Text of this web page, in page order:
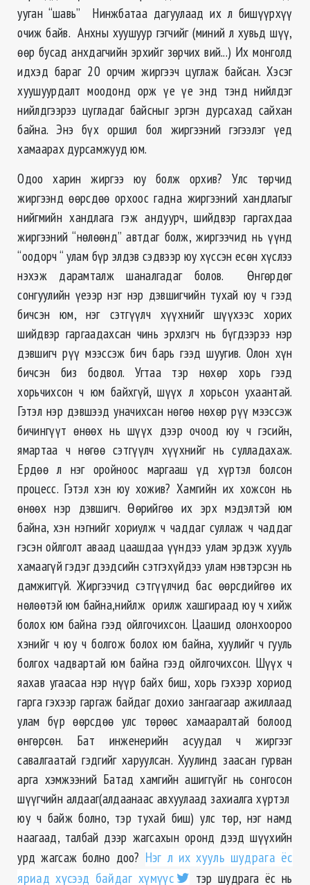
ууган “шавь” Нинжбатаа дагуулаад их л бишүүрхүү
очиж байв. Анхны хуушуур гэгчийг (миний л хувьд шүү,
өөр бусад анхдагчийн эрхийг зөрчих вий...) Их монголд
идхэд бараг 20 орчим жиргээч цуглаж байсан. Хэсэг
хуушуурдалт моодонд орж үе үе энд тэнд нийлдэг
нийлдгээрээ цугладаг байсныг эргэн дурсахад сайхан
байна. Энэ бүх оршил бол жиргээний гэгээлэг үед
хамаарах дурсамжууд юм.
Одоо харин жиргээ юу болж орхив? Улс төрчид
жиргээнд өөрсдөө орхоос гадна жиргээний хандлагыг
нийгмийн хандлага гэж андуурч, шийдвэр гаргахдаа
жиргээний “нөлөөнд” автдаг болж, жиргээчид нь үүнд
“оодорч “ улам бүр элдэв сэдвээр юу хүссэн есөн хүслээ
нэхэж дарамталж шаналгадаг болов. Өнгөрдөг
сонгуулийн үеээр нэг нэр дэвшигчийн тухай юу ч гээд
бичсэн юм, нэг сэтгүүлч хүүхнийг шүүхээс хорих
шийдвэр гаргаадахсан чинь эрхлэгч нь бүгдээрээ нэр
дэвшигч рүү мээссэж бич барь гээд шуугив. Олон хүн
бичсэн биз бодвол. Угтаа тэр нөхөр хорь гээд
хорьчихсон ч юм байхгүй, шүүх л хорьсон ухаантай.
Гэтэл нэр дэвшээд уначихсан нөгөө нөхөр рүү мээссэж
бичингүүт өнөөх нь шүүх дээр очоод юу ч гэсийн,
ямартаа ч нөгөө сэтгүүлч хүүхнийг нь сулладахаж.
Ердөө л нэг оройноос маргааш үд хүртэл болсон
процесс. Гэтэл хэн юу хожив? Хамгийн их хожсон нь
өнөөх нэр дэвшигч. Өөрийгөө их эрх мэдэлтэй юм
байна, хэн нэгнийг хориулж ч чаддаг суллаж ч чаддаг
гэсэн ойлголт аваад цаашдаа үүндээ улам эрдэж хууль
хамаагүй гэдэг дээдсийн сэтгэхүйдээ улам нэвтэрсэн нь
дамжиггүй. Жиргээчид сэтгүүлчид бас өөрсдийгөө их
нөлөөтэй юм байна,нийлж орилж хашгираад юу ч хийж
болох юм байна гээд ойлгочихсон. Цаашид олонхоороо
хэнийг ч юу ч болгож болох юм байна, хуулийг ч гууль
болгох чадвартай юм байна гээд ойлгочихсон. Шүүх ч
яахав угаасаа нэр нүүр байх биш, хорь гэхээр хориод
гарга гэхээр гаргаж байдаг дохио зангаагаар ажиллаад
улам бүр өөрсдөө улс төрөөс хамааралтай болоод
өнгөрсөн. Бат инженерийн асуудал ч жиргээг
савалгаатай гэдгийг харуулсан. Хуулинд заасан гурван
арга хэмжээний Батад хамгийн ашиггүйг нь сонгосон
шүүгчийн алдааг(алдаанаас авхуулаад захиалга хүртэл
юу ч байж болно, тэр тухай биш) улс төр, нэг намд
наагаад, талбай дээр жагсахын оронд дээд шүүхийн
урд жагсаж болно доо? Нэг л их хууль шудрага ёс
яриад хүсээд байдаг хүмүүс
тэр шудрага ёс нь